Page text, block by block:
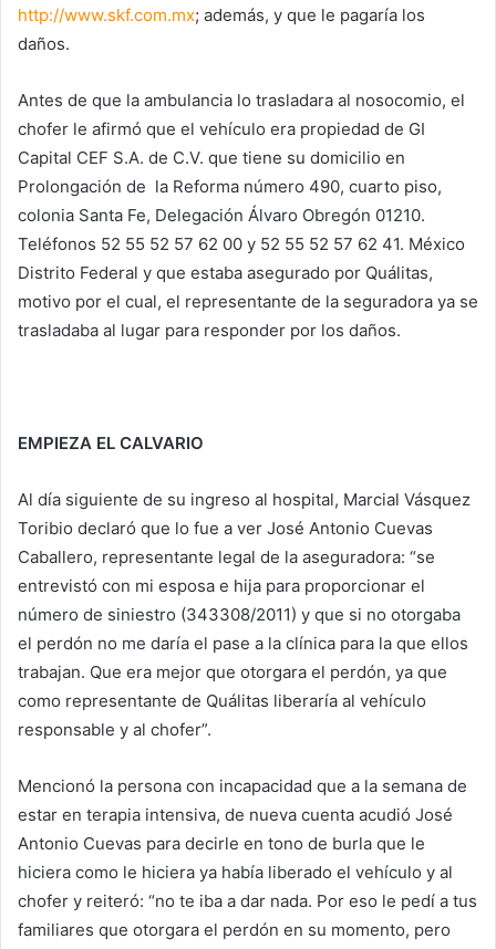
http://www.skf.com.mx; además, y que le pagaría los
daños.
Antes de que la ambulancia lo trasladara al nosocomio, el
chofer le afirmó que el vehículo era propiedad de GI
Capital CEF S.A. de C.V. que tiene su domicilio en
Prolongación de la Reforma número 490, cuarto piso,
colonia Santa Fe, Delegación Álvaro Obregón 01210.
Teléfonos 52 55 52 57 62 00 y 52 55 52 57 62 41. México
Distrito Federal y que estaba asegurado por Quálitas,
motivo por el cual, el representante de la seguradora ya se
trasladaba al lugar para responder por los daños.
EMPIEZA EL CALVARIO
Al día siguiente de su ingreso al hospital, Marcial Vásquez
Toribio declaró que lo fue a ver José Antonio Cuevas
Caballero, representante legal de la aseguradora: “se
entrevistó con mi esposa e hija para proporcionar el
número de siniestro (343308/2011) y que si no otorgaba
el perdón no me daría el pase a la clínica para la que ellos
trabajan. Que era mejor que otorgara el perdón, ya que
como representante de Quálitas liberaría al vehículo
responsable y al chofer”.
Mencionó la persona con incapacidad que a la semana de
estar en terapia intensiva, de nueva cuenta acudió José
Antonio Cuevas para decirle en tono de burla que le
hiciera como le hiciera ya había liberado el vehículo y al
chofer y reiteró: “no te iba a dar nada. Por eso le pedí a tus
familiares que otorgara el perdón en su momento, pero